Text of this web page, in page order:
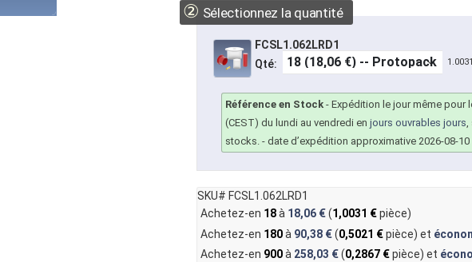
② Sélectionnez la quantité
FCSL1.062LRD1
Qté:
Référence en Stock -Expédition le jour même pour
(CEST) du lundi au vendredi enjours ouvrables jours,
stocks. - date d’expédition approximative 2026-08-10
SKU# FCSL1.062LRD1
Achetez-en 18à 18,06 €(1,0031 €pièce)
Achetez-en 180à 90,38 €(0,5021 €pièce) et
Achetez-en 900à 258,03 €(0,2867 €pièce) et